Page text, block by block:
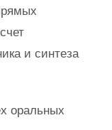
и синтеза
оральных